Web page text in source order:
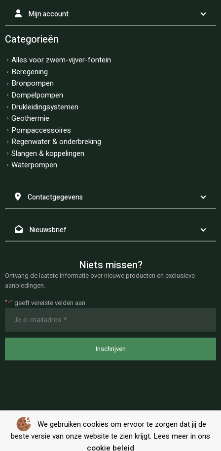
We gebruiken cookies om ervoor te zorgen dat jij de
beste versie van onze website te zien krijgt. Lees meer in ons
cookie beleid
Mijn account
Categorieën
Alles voor zwem-vijver-fontein
Beregening
Bronpompen
Dompelpompen
Drukleidingsystemen
Geothermie
Pompaccessoires
Regenwater & onderbreking
Slangen & koppelingen
Waterpompen
Contactgegevens
Nieuwsbrief
Niets missen?
Ontvang de laatste informatie over nieuwe producten en exclusieve
aanbiedingen.
"*" geeft vereiste velden aan
mailadres
*